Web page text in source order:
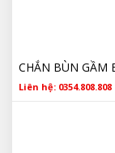
Liên hệ: 0354.808.808